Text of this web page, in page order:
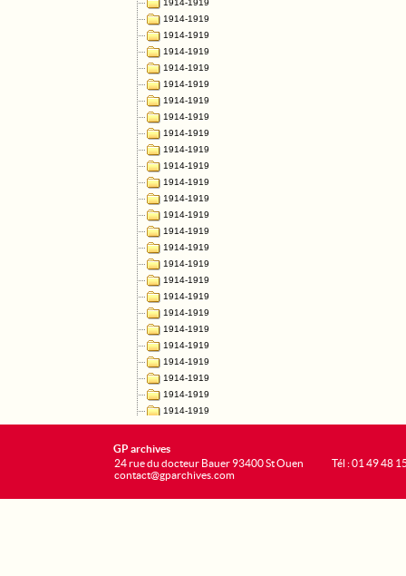
GP archives
24 rue du docteur Bauer 93400 St Ouen
contact@gparchives.com
Tél : 01 49 48